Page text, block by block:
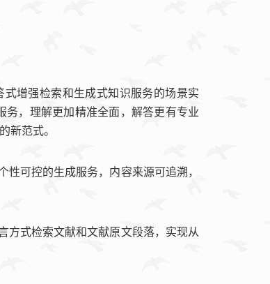
增强检索和生成式知识服务的场景实
务，理解更加精准全面，解答更有专业
新范式。
可控的生成服务，内容来源可追溯，
方式检索文献和文献原文段落，实现从